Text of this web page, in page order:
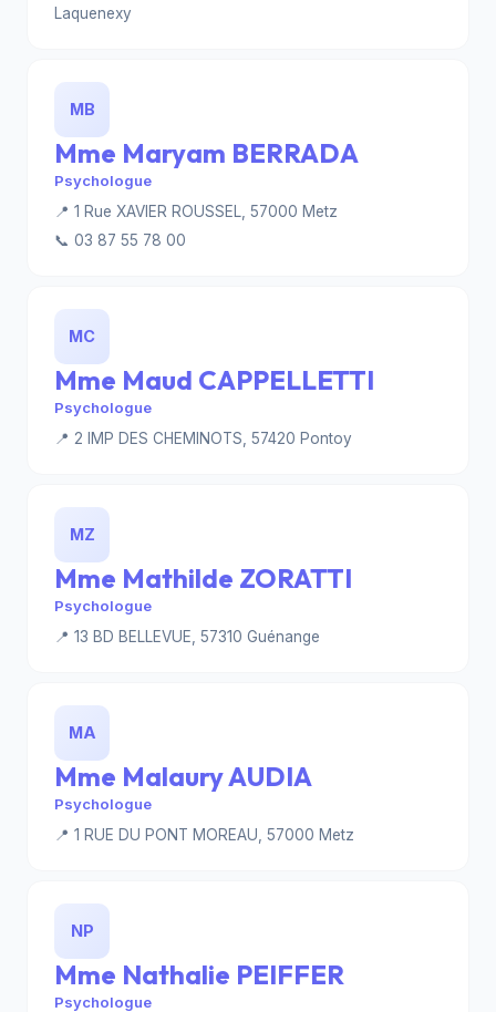
Laquenexy
MB
Mme Maryam BERRADA
Psychologue
📍 1 Rue XAVIER ROUSSEL, 57000 Metz
📞 03 87 55 78 00
MC
Mme Maud CAPPELLETTI
Psychologue
📍 2 IMP DES CHEMINOTS, 57420 Pontoy
MZ
Mme Mathilde ZORATTI
Psychologue
📍 13 BD BELLEVUE, 57310 Guénange
MA
Mme Malaury AUDIA
Psychologue
📍 1 RUE DU PONT MOREAU, 57000 Metz
NP
Mme Nathalie PEIFFER
Psychologue